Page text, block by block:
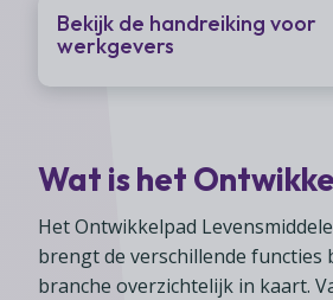
Bekijk de handreiking voor
werkgevers
Wat is het
Het Ontwikkelpad
brengt de verschillende functies
branche overzichtelijk in kaart.